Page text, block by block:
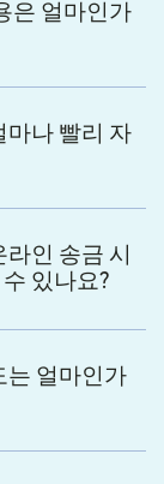
은 얼마인가
마나 빨리 자
인 송금 시
있나요?
는 얼마인가